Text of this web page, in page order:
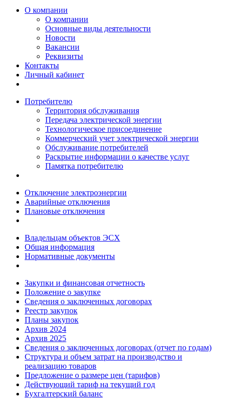
О компании
О компании
Основные виды деятельности
Новости
Вакансии
Реквизиты
Контакты
Личный кабинет
Потребителю
Территория обслуживания
Передача электрической энергии
Технологическое присоединение
Коммерческий учет электрической энергии
Обслуживание потребителей
Раскрытие информации о качестве услуг
Памятка потребителю
Отключение электроэнергии
Аварийные отключения
Плановые отключения
Владельцам объектов ЭСХ
Общая информация
Нормативные документы
Закупки и финансовая отчетность
Положение о закупке
Сведения о заключенных договорах
Реестр закупок
Планы закупок
Архив 2024
Архив 2025
Сведения о заключенных договорах (отчет по годам)
Структура и объем затрат на производство и
реализацию товаров
Предложение о размере цен (тарифов)
Действующий тариф на текущий год
Бухгалтерский баланс